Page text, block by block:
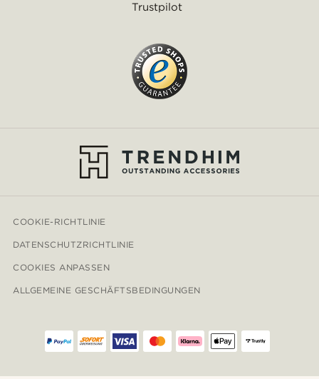
Trustpilot
COOKIE-RICHTLINIE
DATENSCHUTZRICHTLINIE
COOKIES ANPASSEN
ALLGEMEINE GESCHÄFTSBEDINGUNGEN